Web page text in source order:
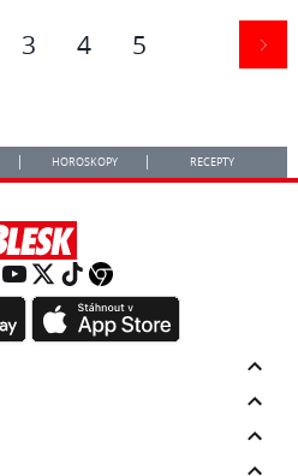
3 4 5
HOROSKOPY RECEPTY